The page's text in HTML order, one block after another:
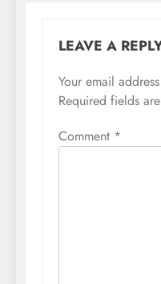
LEAVE A
Your email
Required fields
Comment *